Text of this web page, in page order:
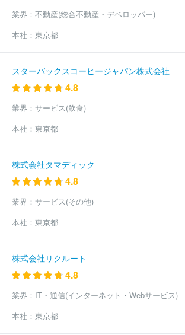
業界： 不動産(総合不動産・デベロッパー)
本社： 東京都
スターバックスコーヒージャパン株式会社
4.8
業界： サービス(飲食)
本社： 東京都
株式会社タマディック
4.8
業界： サービス(その他)
本社： 東京都
株式会社リクルート
4.8
業界： IT・通信(インターネット・Webサービス)
本社： 東京都